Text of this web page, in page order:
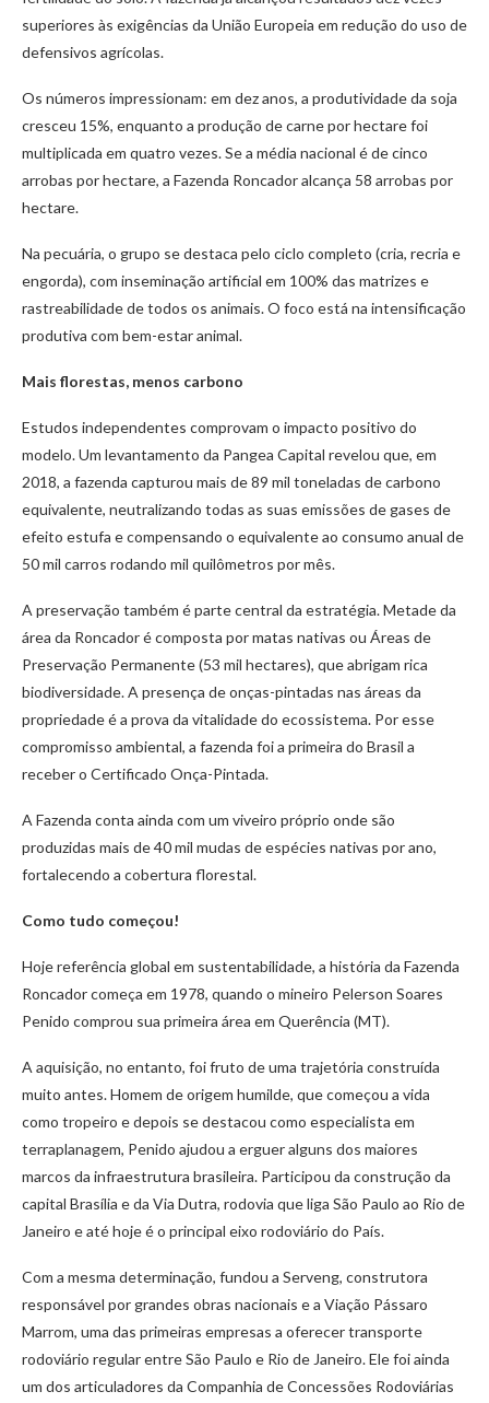
superiores às exigências da União Europeia em redução do uso de
defensivos agrícolas.
Os números impressionam: em dez anos, a produtividade da soja
cresceu 15%, enquanto a produção de carne por hectare foi
multiplicada em quatro vezes. Se a média nacional é de cinco
arrobas por hectare, a Fazenda Roncador alcança 58 arrobas por
hectare.
Na pecuária, o grupo se destaca pelo ciclo completo (cria, recria e
engorda), com inseminação artificial em 100% das matrizes e
rastreabilidade de todos os animais. O foco está na intensificação
produtiva com bem-estar animal.
Mais florestas, menos carbono
Estudos independentes comprovam o impacto positivo do
modelo. Um levantamento da Pangea Capital revelou que, em
2018, a fazenda capturou mais de 89 mil toneladas de carbono
equivalente, neutralizando todas as suas emissões de gases de
efeito estufa e compensando o equivalente ao consumo anual de
50 mil carros rodando mil quilômetros por mês.
A preservação também é parte central da estratégia. Metade da
área da Roncador é composta por matas nativas ou Áreas de
Preservação Permanente (53 mil hectares), que abrigam rica
biodiversidade. A presença de onças-pintadas nas áreas da
propriedade é a prova da vitalidade do ecossistema. Por esse
compromisso ambiental, a fazenda foi a primeira do Brasil a
receber o Certificado Onça-Pintada.
A Fazenda conta ainda com um viveiro próprio onde são
produzidas mais de 40 mil mudas de espécies nativas por ano,
fortalecendo a cobertura florestal.
Como tudo começou!
Hoje referência global em sustentabilidade, a história da Fazenda
Roncador começa em 1978, quando o mineiro Pelerson Soares
Penido comprou sua primeira área em Querência (MT).
A aquisição, no entanto, foi fruto de uma trajetória construída
muito antes. Homem de origem humilde, que começou a vida
como tropeiro e depois se destacou como especialista em
terraplanagem, Penido ajudou a erguer alguns dos maiores
marcos da infraestrutura brasileira. Participou da construção da
capital Brasília e da Via Dutra, rodovia que liga São Paulo ao Rio de
Janeiro e até hoje é o principal eixo rodoviário do País.
Com a mesma determinação, fundou a Serveng, construtora
responsável por grandes obras nacionais e a Viação Pássaro
Marrom, uma das primeiras empresas a oferecer transporte
rodoviário regular entre São Paulo e Rio de Janeiro. Ele foi ainda
um dos articuladores da Companhia de Concessões Rodoviárias